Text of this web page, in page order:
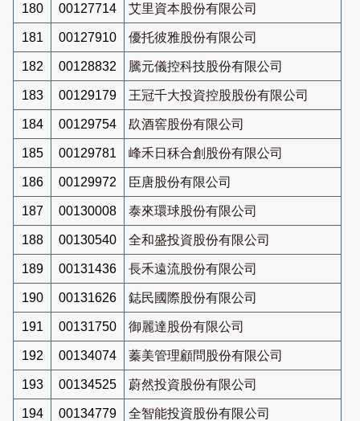
180 00127714 艾里資本股份有限公司
181 00127910 優托彼雅股份有限公司
182 00128832 騰元儀控科技股份有限公司
183 00129179 王冠千大投資控股股份有限公司
184 00129754 镹酒窖股份有限公司
185 00129781 峰禾日秝合創股份有限公司
186 00129972 臣唐股份有限公司
187 00130008 泰來環球股份有限公司
188 00130540 全和盛投資股份有限公司
189 00131436 長禾遠流股份有限公司
190 00131626 鋕民國際股份有限公司
191 00131750 御麗達股份有限公司
192 00134074 蓁美管理顧問股份有限公司
193 00134525 蔚然投資股份有限公司
194 00134779 全智能投資股份有限公司